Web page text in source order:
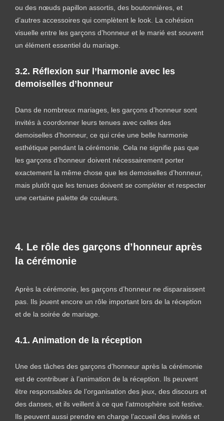
ou des nœuds papillon assortis, des boutonnières, et
d’autres accessoires qui complètent le look. La cohésion
visuelle entre les garçons d’honneur et le marié est souvent
un élément essentiel du mariage.
3.2. Réflexion sur l’harmonie avec les
demoiselles d’honneur
Dans de nombreux mariages, les garçons d’honneur sont
invités à coordonner leurs tenues avec celles des
demoiselles d’honneur, ce qui crée une belle harmonie
esthétique pendant la cérémonie. Cela ne signifie pas que
les garçons d’honneur doivent nécessairement porter
exactement la même chose que les demoiselles d’honneur,
mais plutôt que les tenues doivent se compléter et respecter
une certaine palette de couleurs.
4. Le rôle des garçons d’honneur après
la cérémonie
Après la cérémonie, les garçons d’honneur ne disparaissent
pas. Ils jouent encore un rôle important lors de la réception
et de la soirée de mariage.
4.1. Animation de la réception
Une des tâches des garçons d’honneur après la cérémonie
est de contribuer à l’animation de la réception. Ils peuvent
être responsables de l’organisation des jeux, des discours et
des danses, et ils veillent à ce que l’atmosphère soit festive.
Ils peuvent aussi prendre en charge l’accueil des invités et